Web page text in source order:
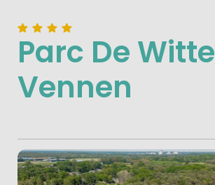
Parc De Witte
Vennen